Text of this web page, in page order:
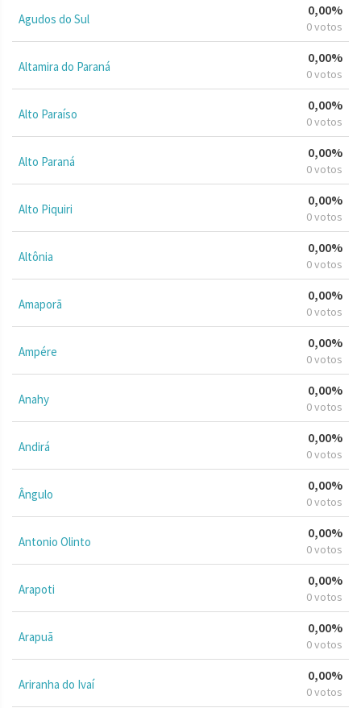
Agudos do Sul
0,00%
0 votos
Altamira do Paraná
0,00%
0 votos
Alto Paraíso
0,00%
0 votos
Alto Paraná
0,00%
0 votos
Alto Piquiri
0,00%
0 votos
Altônia
0,00%
0 votos
Amaporã
0,00%
0 votos
Ampére
0,00%
0 votos
Anahy
0,00%
0 votos
Andirá
0,00%
0 votos
Ângulo
0,00%
0 votos
Antonio Olinto
0,00%
0 votos
Arapoti
0,00%
0 votos
Arapuã
0,00%
0 votos
Ariranha do Ivaí
0,00%
0 votos